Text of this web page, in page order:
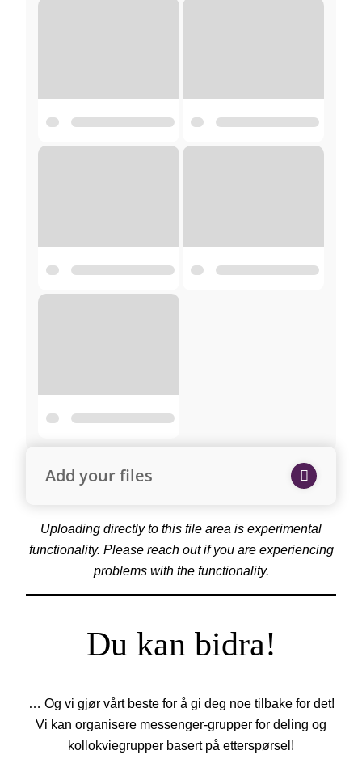
Add your files
Uploading directly to this file area is experimental
functionality. Please reach out if you are experiencing
problems with the functionality.
Du kan bidra!
… Og vi gjør vårt beste for å gi deg noe tilbake for det!
Vi kan organisere messenger-grupper for deling og
kollokviegrupper basert på etterspørsel!